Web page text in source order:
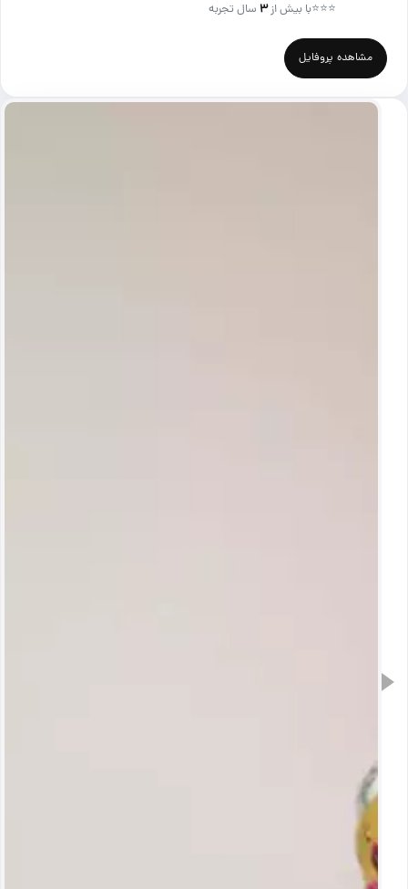
⭐⭐⭐با بیش از۳ سال تجربه
مشاهده پروفایل